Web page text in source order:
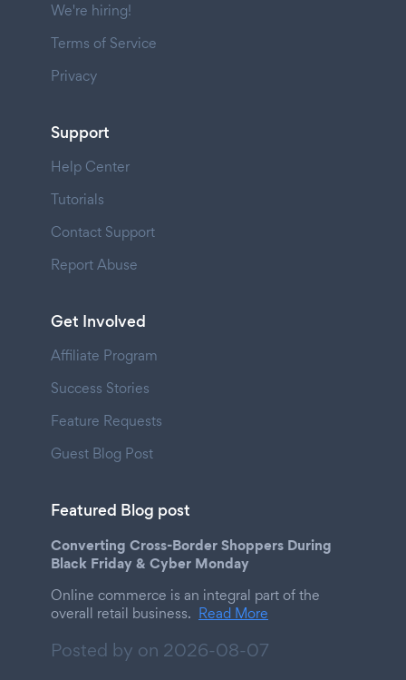
We're hiring!
Terms of Service
Privacy
Support
Help Center
Tutorials
Contact Support
Report Abuse
Get Involved
Affiliate Program
Success Stories
Feature Requests
Guest Blog Post
Featured Blog post
Converting Cross-Border Shoppers During
Black Friday & Cyber Monday
Online commerce is an integral part of the
overall retail business. Read More
Posted by on 2026-08-07